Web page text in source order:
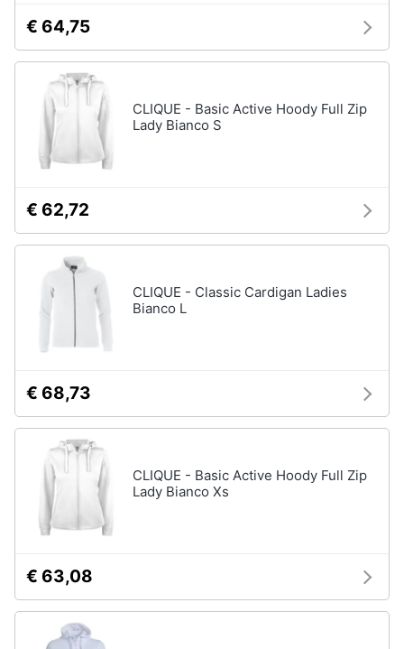
Gioielli
Orecchini
Collane
tutti
€ 64,75
CLIQUE - Basic Active Hoody Full Zip
Lady Bianco S
€ 62,72
CLIQUE - Classic Cardigan Ladies
Bianco L
€ 68,73
CLIQUE - Basic Active Hoody Full Zip
Lady Bianco Xs
€ 63,08